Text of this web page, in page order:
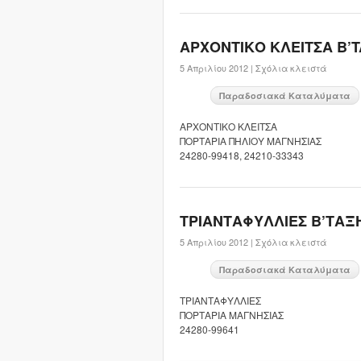
ΑΡΧΟΝΤΙΚΟ ΚΛΕΙΤΣΑ
5 Απριλίου 2012 | Σχόλια κλειστά
Παραδοσιακά Καταλύματα
ΑΡΧΟΝΤΙΚΟ ΚΛΕΙΤΣΑ
ΠΟΡΤΑΡΙΑ ΠΗΛΙΟΥ ΜΑΓΝΗΣΙΑΣ
24280-99418, 24210-33343
ΤΡΙΑΝΤΑΦΥΛΛΙΕΣ
5 Απριλίου 2012 | Σχόλια κλειστά
Παραδοσιακά Καταλύματα
ΤΡΙΑΝΤΑΦΥΛΛΙΕΣ
ΠΟΡΤΑΡΙΑ ΜΑΓΝΗΣΙΑΣ
24280-99641